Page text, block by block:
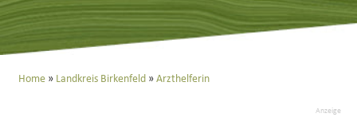
Home Landkreis Birkenfeld Arzthelferin
Anzeige